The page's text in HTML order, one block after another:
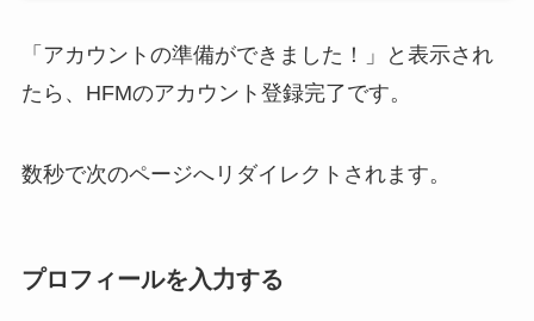
「アカウントの準備ができました！」と表示され
たら、HFMのアカウント登録完了です。
数秒で次のページへリダイレクトされます。
プロフィールを入力する